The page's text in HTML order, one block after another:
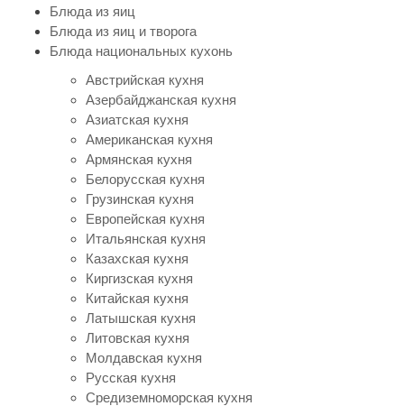
Блюда из яиц
Блюда из яиц и творога
Блюда национальных кухонь
Австрийская кухня
Азербайджанская кухня
Азиатская кухня
Американская кухня
Армянская кухня
Белорусская кухня
Грузинская кухня
Европейская кухня
Итальянская кухня
Казахская кухня
Киргизская кухня
Китайская кухня
Латышская кухня
Литовская кухня
Молдавская кухня
Русская кухня
Средиземноморская кухня